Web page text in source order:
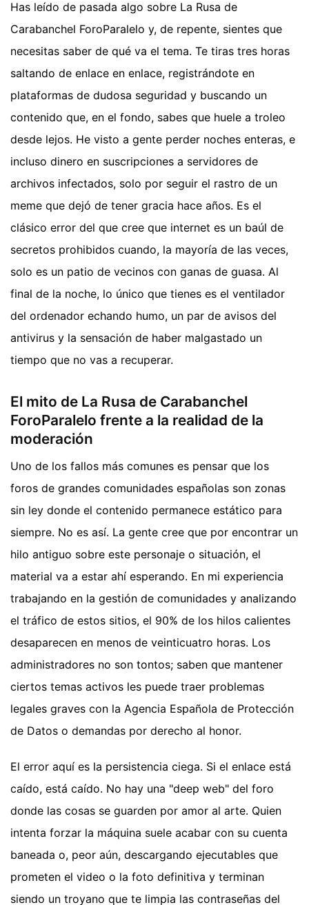
Has leído de pasada algo sobre La Rusa de
Carabanchel ForoParalelo y, de repente, sientes que
necesitas saber de qué va el tema. Te tiras tres horas
saltando de enlace en enlace, registrándote en
plataformas de dudosa seguridad y buscando un
contenido que, en el fondo, sabes que huele a troleo
desde lejos. He visto a gente perder noches enteras, e
incluso dinero en suscripciones a servidores de
archivos infectados, solo por seguir el rastro de un
meme que dejó de tener gracia hace años. Es el
clásico error del que cree que internet es un baúl de
secretos prohibidos cuando, la mayoría de las veces,
solo es un patio de vecinos con ganas de guasa. Al
final de la noche, lo único que tienes es el ventilador
del ordenador echando humo, un par de avisos del
antivirus y la sensación de haber malgastado un
tiempo que no vas a recuperar.
El mito de La Rusa de Carabanchel
ForoParalelo frente a la realidad de la
moderación
Uno de los fallos más comunes es pensar que los
foros de grandes comunidades españolas son zonas
sin ley donde el contenido permanece estático para
siempre. No es así. La gente cree que por encontrar un
hilo antiguo sobre este personaje o situación, el
material va a estar ahí esperando. En mi experiencia
trabajando en la gestión de comunidades y analizando
el tráfico de estos sitios, el 90% de los hilos calientes
desaparecen en menos de veinticuatro horas. Los
administradores no son tontos; saben que mantener
ciertos temas activos les puede traer problemas
legales graves con la Agencia Española de Protección
de Datos o demandas por derecho al honor.
El error aquí es la persistencia ciega. Si el enlace está
caído, está caído. No hay una "deep web" del foro
donde las cosas se guarden por amor al arte. Quien
intenta forzar la máquina suele acabar con su cuenta
baneada o, peor aún, descargando ejecutables que
prometen el video o la foto definitiva y terminan
siendo un troyano que te limpia las contraseñas del